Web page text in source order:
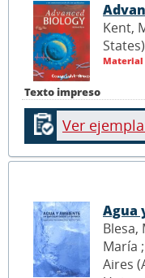
Texto impreso
Kent,
Material
Ver
Agua
Blesa,
María
Aires